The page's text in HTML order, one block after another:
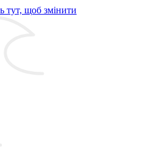
тут, щоб змінити